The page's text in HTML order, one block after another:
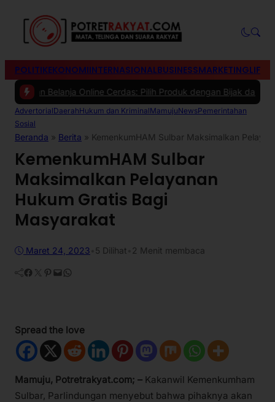
POLITIKEKONOMIINTERNASIONALBUSINESSMARKETING
Belanja Online Cerdas: Pilih Produk dengan Bijak dan Hindari
AdvertorialDaerahHukum dan KriminalMamujuNewsPemerintahan
Sosial
Beranda » Berita » KemenkumHAM Sulbar Maksimalkan
KemenkumHAM Sulbar
Maksimalkan Pelayanan
Hukum Gratis Bagi
Masyarakat
Maret 24, 2023 5 Dilihat 2 Menit membaca
Facebook Twitter Pinterest Mail WhatsApp
Spread the love
Mamuju, Potretrakyat.com; – Kakanwil Kemenkumham
Sulbar, Parlindungan menyebut bahwa pihaknya akan